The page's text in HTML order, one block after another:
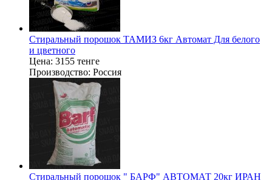
Стиральный порошок ТАМИЗ 6кг Автомат Для белого
и цветного
Цена: 3155 тенге
Производство: Россия
Стиральный порошок " БАРФ" АВТОМАТ 20кг ИРАН